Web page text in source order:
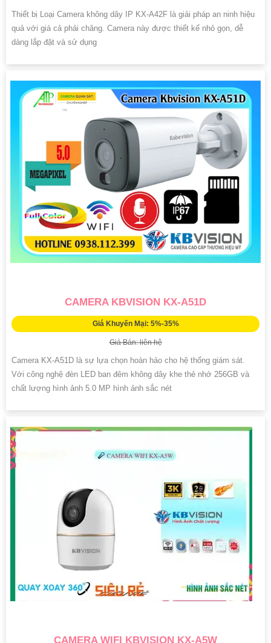
Thiết bị Loại Camera không dây IP KX-A42F là giải pháp an ninh hiệu
quả với giá cả phải chăng. Camera này được thiết kế nhỏ gọn, dễ
dàng lắp đặt và sử dụng
CAMERA KBVISION KX-A51D
Giá Khuyến Mại: 5%-35%
Giá Bán: liên hệ
Camera KX-A51D là sự lựa chọn hoàn hảo cho hệ thống giám sát.
Với công nghệ đèn LED ban đêm không dây khe thẻ nhớ 256GB và
chất lượng hình ảnh 5.0 MP hình ảnh sắc nét
CAMERA WIFI KBVISION KX-A5W